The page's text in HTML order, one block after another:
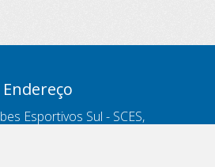
Endereço
Esportivos Sul - SCES,